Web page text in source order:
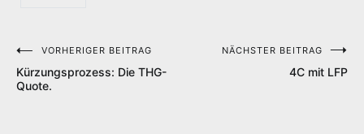
Beitragsnavigation
VORHERIGER BEITRAG
Kürzungsprozess: Die THG-
Quote.
NÄCHSTER BEITRAG
4C mit LFP